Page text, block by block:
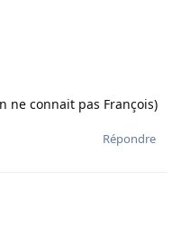
ne connait pas François)
Répondre